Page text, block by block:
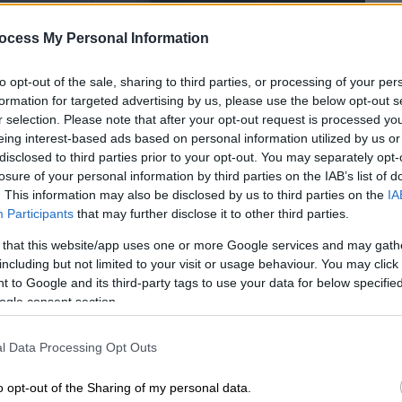
My Personal Information
opt-out of the sale, sharing to third parties, or processing of your
for targeted advertising by us, please use the below opt-out
selection. Please note that after your opt-out request is processed
interest-based ads based on personal information utilized by us
to third parties prior to your opt-out. You may separately
of your personal information by third parties on the IAB’s list of
This information may also be disclosed by us to third parties on the
Participants that may further disclose it to other third parties.
that this website/app uses one or more Google services and may
but not limited to your visit or usage behaviour. You may
to Google and its third-party tags to use your data for below
consent section.
Data Processing Opt Outs
opt-out of the Sharing of my personal data.
το ΕΘΝΟΣ στη Google
ερμηνεία του «Santa Tell Me»
Χθες το βράδυ η Αμερικανίδα
στο Instagram δημοσίευσε απόσπασμα
του 2014, όχι μόνο για να σημάνει
αλλά και για να γιορτάσει την 10η